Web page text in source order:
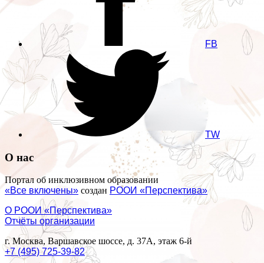
FB
TW
О нас
Портал об инклюзивном образовании
«Все включены» создан РООИ «Перспектива»
О РООИ «Перспектива»
Отчёты организации
г. Москва, Варшавское шоссе, д. 37А, этаж 6-й
+7 (495) 725-39-82